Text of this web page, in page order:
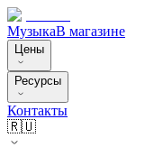
МузыкаВ магазине
Цены
Ресурсы
Контакты
🇷🇺